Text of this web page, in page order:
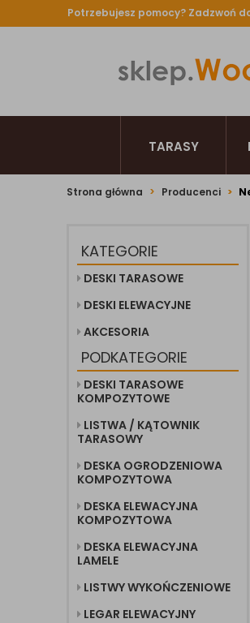
Potrzebujesz pomocy? Zadzwoń
TARASY
Strona główna Producenci
KATEGORIE
DESKI TARASOWE
DESKI ELEWACYJNE
AKCESORIA
PODKATEGORIE
DESKI TARASOWE
KOMPOZYTOWE
LISTWA / KĄTOWNIK
TARASOWY
DESKA OGRODZENIOWA
KOMPOZYTOWA
DESKA ELEWACYJNA
KOMPOZYTOWA
DESKA ELEWACYJNA
LAMELE
LISTWY WYKOŃCZENIOWE
LEGAR ELEWACYJNY